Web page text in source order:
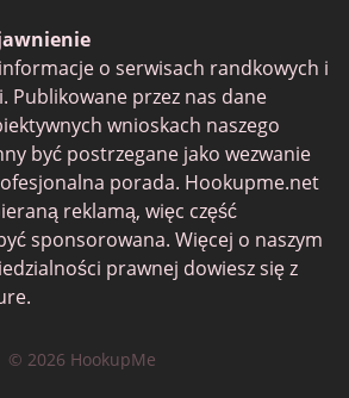
o serwisach randkowych i
Publikowane przez nas dane
wnioskach naszego
być postrzegane jako wezwanie
porada. Hookupme.net
reklamą, więc część
sponsorowana. Więcej o naszym
prawnej dowiesz się z
© 2026 HookupMe